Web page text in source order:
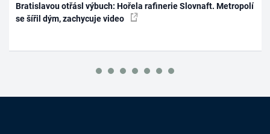
Bratislavou otřásl výbuch: Hořela rafinerie Slovnaft. Metropolí
se šířil dým, zachycuje video